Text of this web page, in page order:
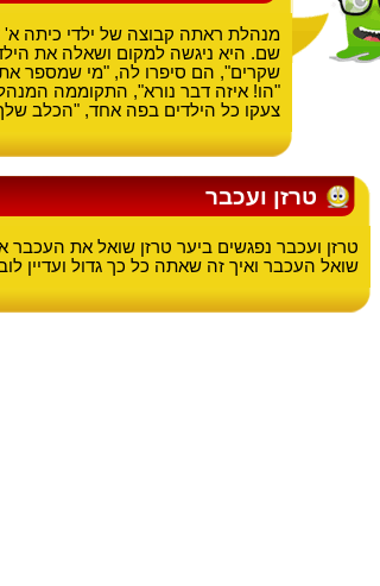
מנהלת ראתה קבוצה של ילדי כיתה
שם. היא ניגשה למקום ושאלה את
שקרים", הם סיפרו לה, "מי שמספר
"הו! איזה דבר נורא", התקוממה
צעקו כל הילדים בפה אחד, "הכלב
טרזן ועכבר
טרזן ועכבר נפגשים ביער טרזן שואל את
שואל העכבר ואיך זה שאתה כל כך גדול ועדיין